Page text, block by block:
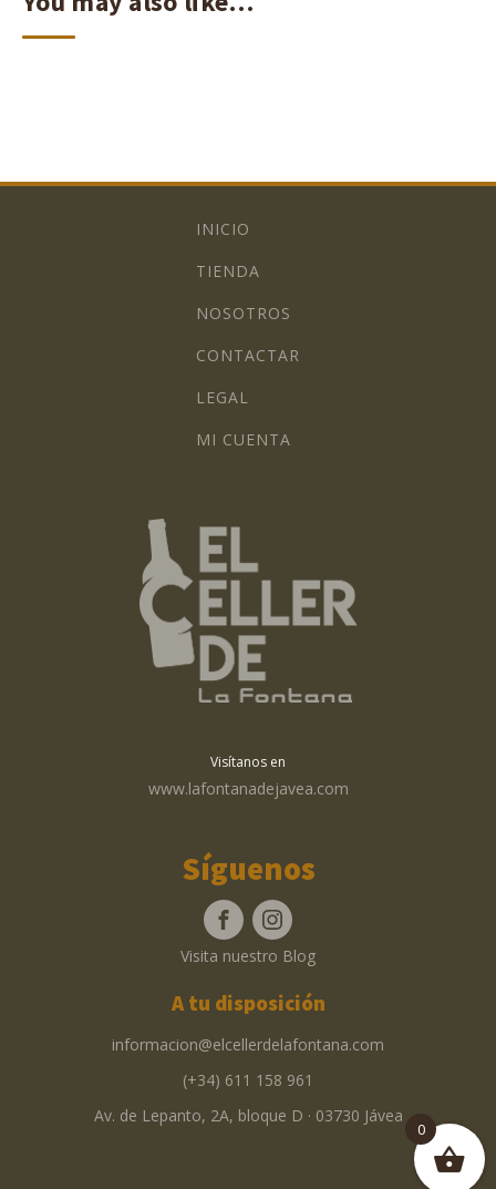
INICIO
TIENDA
NOSOTROS
CONTACTAR
LEGAL
MI CUENTA
Visítanos en
www.lafontanadejavea.com
Síguenos
Visita nuestro Blog
A tu disposición
informacion@elcellerdelafontana.com
(+34) 611 158 961
Av. de Lepanto, 2A, bloque D · 03730 Jávea
0